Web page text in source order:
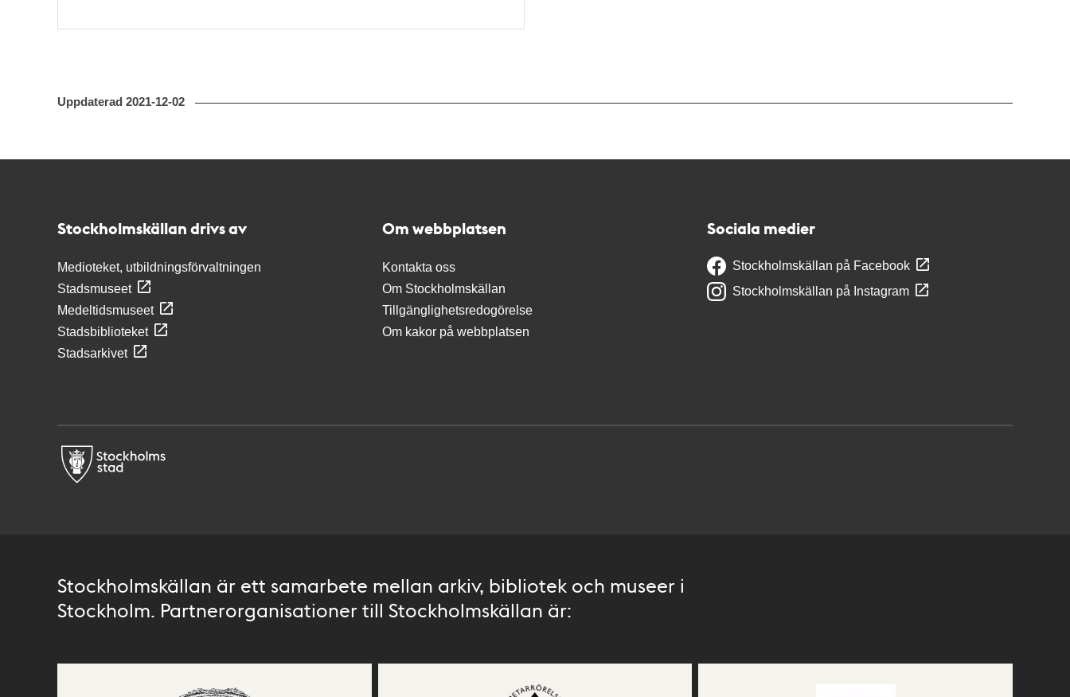
Uppdaterad 2021-12-02
Stockholmskällan drivs av
Medioteket, utbildningsförvaltningen
Stadsmuseet
Medeltidsmuseet
Stadsbiblioteket
Stadsarkivet
Om webbplatsen
Kontakta oss
Om Stockholmskällan
Tillgänglighetsredogörelse
Om kakor på webbplatsen
Sociala medier
Stockholmskällan på Facebook
Stockholmskällan på Instagram
Stockholmskällan är ett samarbete mellan arkiv, bibliotek och museer i
Stockholm. Partnerorganisationer till Stockholmskällan är: